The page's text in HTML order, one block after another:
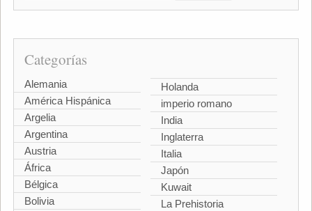
Categorías
Alemania
América Hispánica
Argelia
Argentina
Austria
África
Bélgica
Bolivia
Holanda
imperio romano
India
Inglaterra
Italia
Japón
Kuwait
La Prehistoria